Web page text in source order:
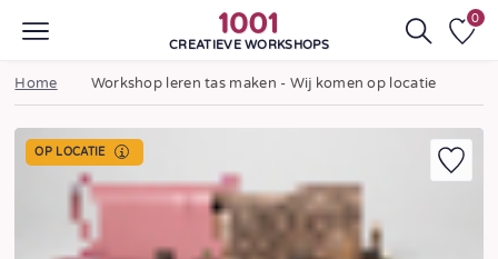
CREATIEVE WORKSHOPS
0
Home Workshop leren tas maken - Wij komen op locatie
OP LOCATIE